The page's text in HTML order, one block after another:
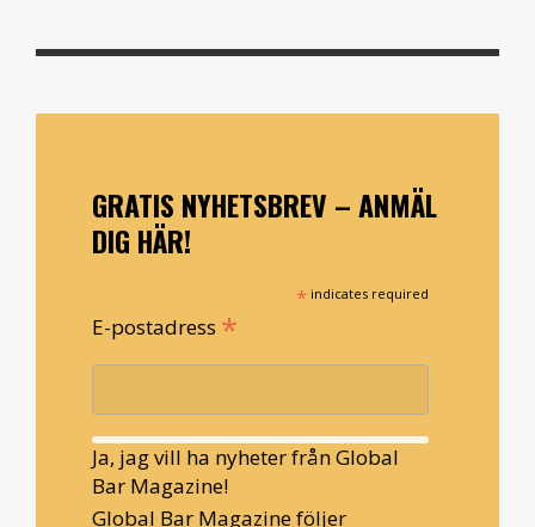
GRATIS NYHETSBREV – ANMÄL
DIG HÄR!
* indicates required
E-postadress *
Ja, jag vill ha nyheter från Global
Bar Magazine!
Global Bar Magazine följer